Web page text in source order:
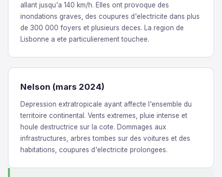
allant jusqu'a 140 km/h. Elles ont provoque des
inondations graves, des coupures d'electricite dans plus
de 300 000 foyers et plusieurs deces. La region de
Lisbonne a ete particulierement touchee.
Nelson (mars 2024)
Depression extratropicale ayant affecte l'ensemble du
territoire continental. Vents extremes, pluie intense et
houle destructrice sur la cote. Dommages aux
infrastructures, arbres tombes sur des voitures et des
habitations, coupures d'electricite prolongees.